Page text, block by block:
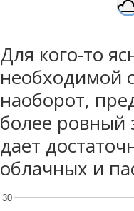
Для кого-то
необходимой
наоборот,
более ровный
дает
облачных и
30